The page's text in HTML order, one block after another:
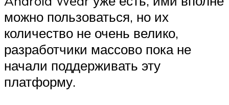
можно пользоваться, но их
количество не очень велико,
разработчики массово пока не
начали поддерживать эту
платформу.